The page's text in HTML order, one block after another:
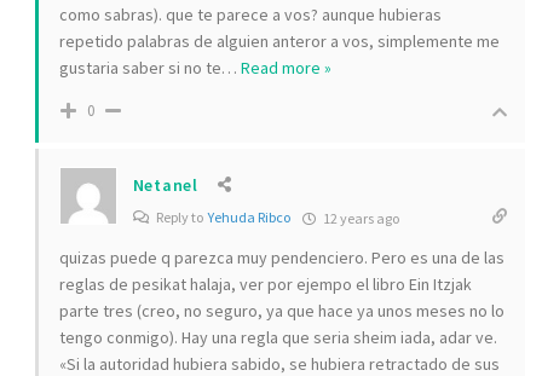
como sabras). que te parece a vos? aunque hubieras
repetido palabras de alguien anteror a vos, simplemente me
gustaria saber si no te… Read more »
0
Netanel
Reply toYehuda Ribco 12 years ago
quizas puede q parezca muy pendenciero. Pero es una de las
reglas de pesikat halaja, ver por ejempo el libro Ein Itzjak
parte tres (creo, no seguro, ya que hace ya unos meses no lo
tengo conmigo). Hay una regla que seria sheim iada, adar ve.
«Si la autoridad hubiera sabido, se hubiera retractado de sus